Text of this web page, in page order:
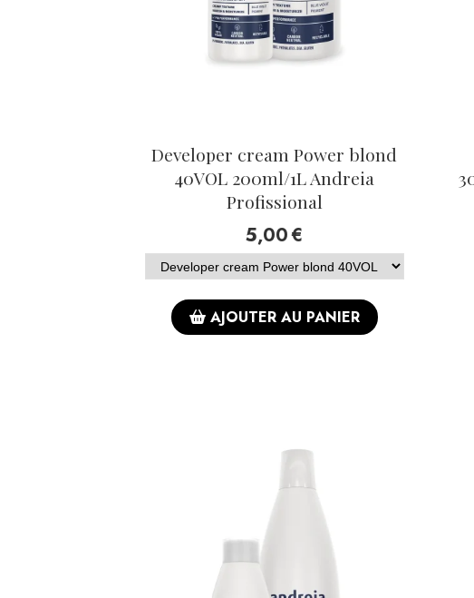
Developer cream Power blond
40VOL 200ml/1L Andreia
Profissional
5,00€
AJOUTER AU PANIER